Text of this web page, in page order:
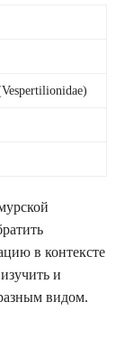
в контексте
и
видом.